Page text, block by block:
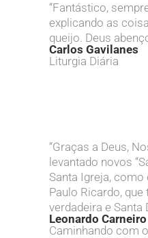
“Fantástico,
explicando as
queijo. Deus
Carlos Gavilanes
Liturgia Diária
“Graças a Deus,
levantado novos
Santa Igreja, como
Paulo Ricardo, que
verdadeira e Santa
Leonardo Carneiro
Caminhando com